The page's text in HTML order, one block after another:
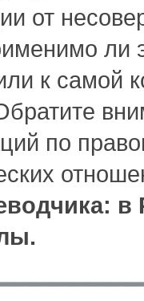
от
ли
к самой
по
в